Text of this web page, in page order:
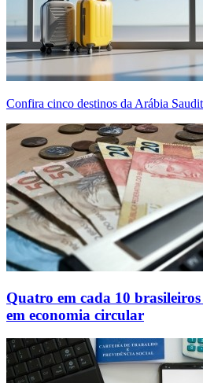
Confira cinco destinos da Arábia
Quatro em cada 10
em economia circular